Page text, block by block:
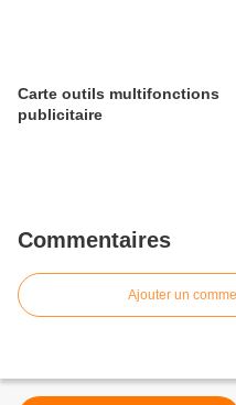
Carte outils multifonctions
publicitaire
Commentaires
Ajouter un